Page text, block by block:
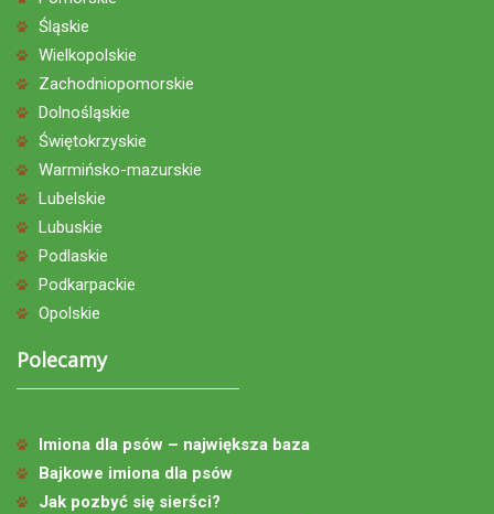
Śląskie
Wielkopolskie
Zachodniopomorskie
Dolnośląskie
Świętokrzyskie
Warmińsko-mazurskie
Lubelskie
Lubuskie
Podlaskie
Podkarpackie
Opolskie
Polecamy
Imiona dla psów – największa baza
Bajkowe imiona dla psów
Jak pozbyć się sierści?